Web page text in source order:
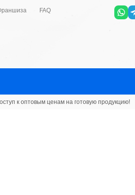
FAQ
к оптовым ценам на готовую продукцию!